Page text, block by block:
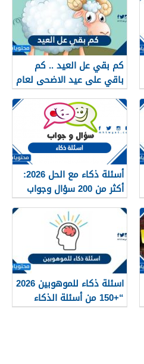
كم بقي عل العيد .. كم
باقي على عيد الاضحى لعام
1447 /2026
أسئلة ذكاء مع الحل 2026:
أكثر من 200 سؤال وجواب
للأذكياء
اسئلة ذكاء للموهوبين 2026
“+150 من أسئلة الذكاء
للعباقرة”